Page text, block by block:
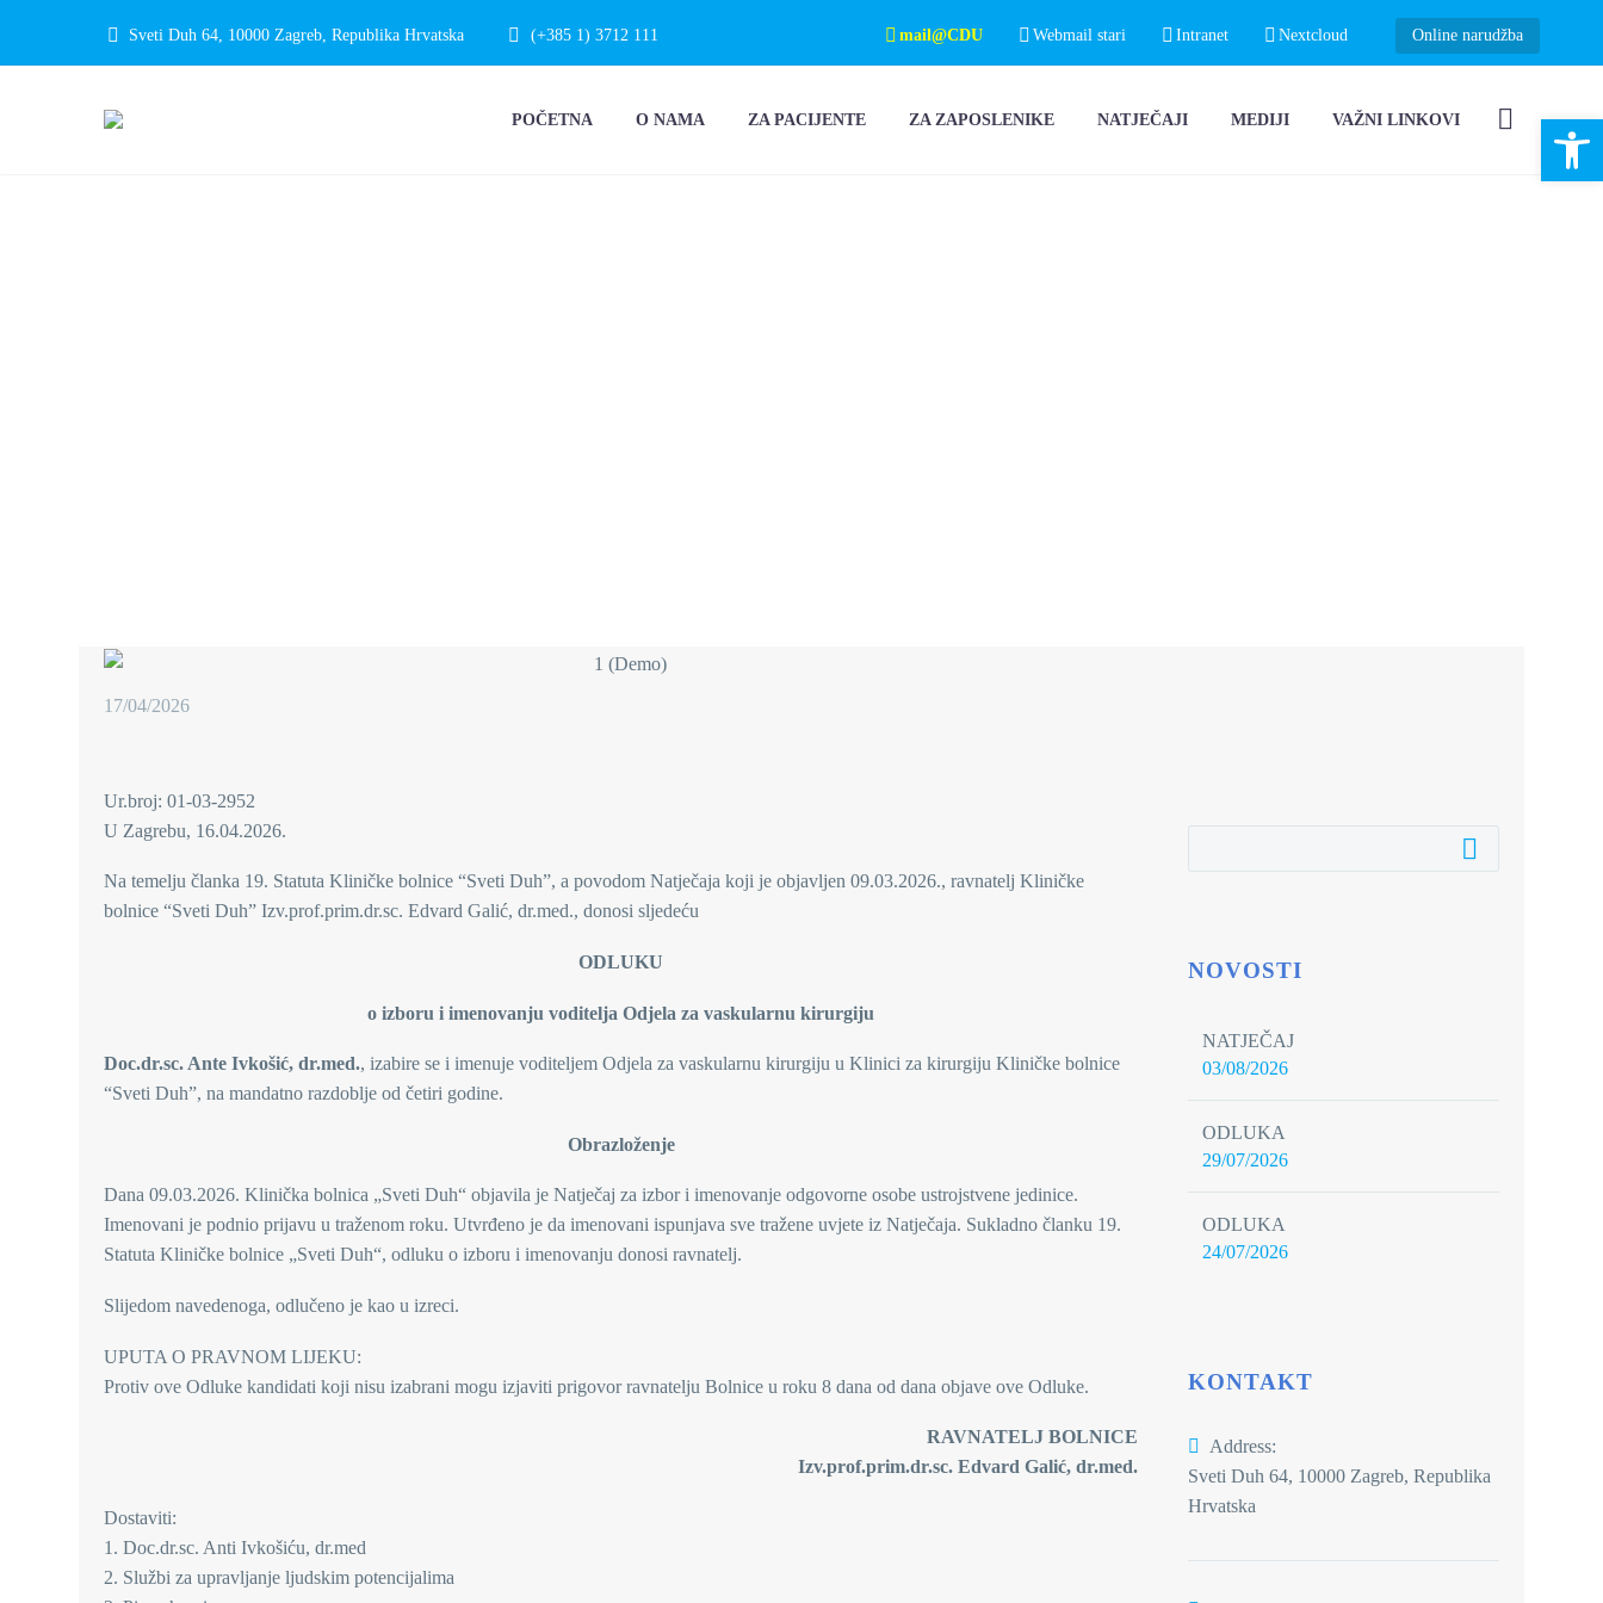
Sveti Duh 64, 10000 Zagreb, Republika Hrvatska (+385 1) 3712 111 mail@CDU Webmail stari Intranet Nextcloud Online narudžba
POČETNA O NAMA ZA PACIJENTE ZA ZAPOSLENIKE NATJEČAJI MEDIJI VAŽNI LINKOVI
17/04/2026
Ur.broj: 01-03-2952
U Zagrebu, 16.04.2026.
Na temelju članka 19. Statuta Kliničke bolnice “Sveti Duh”, a povodom Natječaja koji je objavljen 09.03.2026., ravnatelj Kliničke
bolnice “Sveti Duh” Izv.prof.prim.dr.sc. Edvard Galić, dr.med., donosi sljedeću
ODLUKU
o izboru i imenovanju voditelja Odjela za vaskularnu kirurgiju
Doc.dr.sc. Ante Ivkošić, dr.med., izabire se i imenuje voditeljem Odjela za vaskularnu kirurgiju u Klinici za kirurgiju Kliničke bolnice
“Sveti Duh”, na mandatno razdoblje od četiri godine.
Obrazloženje
Dana 09.03.2026. Klinička bolnica „Sveti Duh“ objavila je Natječaj za izbor i imenovanje odgovorne osobe ustrojstvene jedinice.
Imenovani je podnio prijavu u traženom roku. Utvrđeno je da imenovani ispunjava sve tražene uvjete iz Natječaja. Sukladno članku 19.
Statuta Kliničke bolnice „Sveti Duh“, odluku o izboru i imenovanju donosi ravnatelj.
Slijedom navedenoga, odlučeno je kao u izreci.
UPUTA O PRAVNOM LIJEKU:
Protiv ove Odluke kandidati koji nisu izabrani mogu izjaviti prigovor ravnatelju Bolnice u roku 8 dana od dana objave ove Odluke.
RAVNATELJ BOLNICE
Izv.prof.prim.dr.sc. Edvard Galić, dr.med.
Dostaviti:
1. Doc.dr.sc. Anti Ivkošiću, dr.med
2. Službi za upravljanje ljudskim potencijalima
NOVOSTI
NATJEČAJ
03/08/2026
ODLUKA
29/07/2026
ODLUKA
24/07/2026
KONTAKT
Address:
Sveti Duh 64, 10000 Zagreb, Republika
Hrvatska